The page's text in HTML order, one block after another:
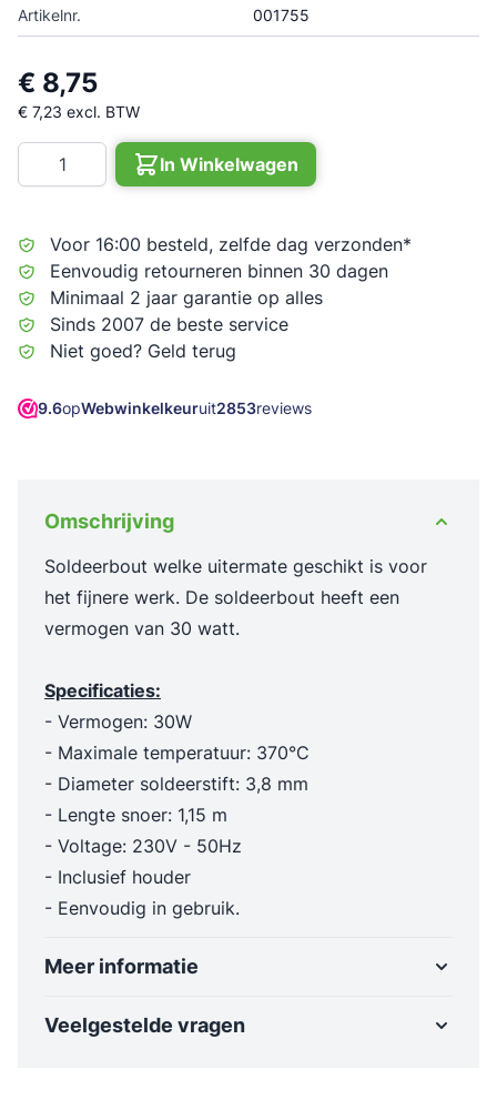
Artikelnr. 001755
€ 8,75
€ 7,23 excl. BTW
Aantal
In Winkelwagen
Voor 16:00 besteld, zelfde dag verzonden*
Eenvoudig retourneren binnen 30 dagen
Minimaal 2 jaar garantie op alles
Sinds 2007 de beste service
Niet goed? Geld terug
9.6opWebwinkelkeuruit2853reviews
Omschrijving
Soldeerbout welke uitermate geschikt is voor
het fijnere werk. De soldeerbout heeft een
vermogen van 30 watt.
Specificaties:
- Vermogen: 30W
- Maximale temperatuur: 370°C
- Diameter soldeerstift: 3,8 mm
- Lengte snoer: 1,15 m
- Voltage: 230V - 50Hz
- Inclusief houder
- Eenvoudig in gebruik.
Meer informatie
Veelgestelde vragen